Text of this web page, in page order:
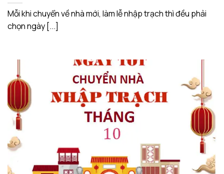
Mỗi khi chuyển về nhà mới, làm lễ nhập trạch thì đều phải
chọn ngày [...]